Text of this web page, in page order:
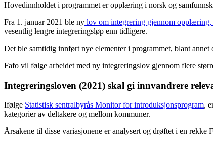
Hovedinnholdet i programmet er opplæring i norsk og
Fra 1. januar 2021 ble ny lov om integrering gjennom opplæring,
vesentlig lengre integreringsløp enn tidligere.
Det ble samtidig innført nye elementer i programmet, blant
Fafo vil følge arbeidet med ny integreringslov gjennom flere
Integreringsloven (2021) skal gi innvandrere
Ifølge Statistisk sentralbyrås Monitor for introduksjonsprogram,
kategorier av deltakere og mellom kommuner.
Årsakene til disse variasjonene er analysert og drøftet i en rekke